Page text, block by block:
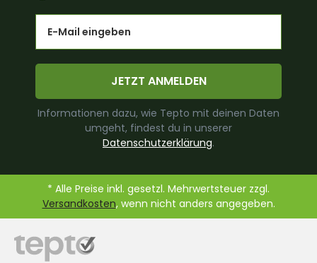
JETZT ANMELDEN
Informationen dazu, wie Tepto mit deinen Daten
umgeht, findest du in unserer
Datenschutzerklärung.
* Alle Preise inkl. gesetzl. Mehrwertsteuer zzgl.
Versandkosten, wenn nicht anders angegeben.